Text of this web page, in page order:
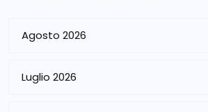
Agosto 2026
Luglio 2026